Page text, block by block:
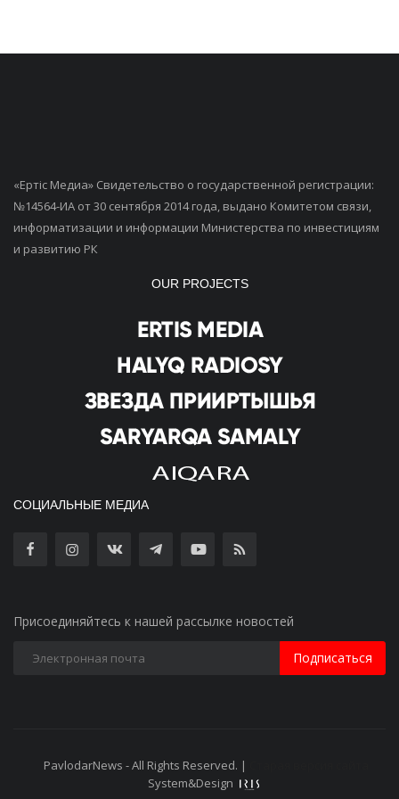
«Ертiс Медиа» Свидетельство о государственной регистрации:
№14564-ИА от 30 сентября 2014 года, выдано Комитетом связи,
информатизации и информации Министерства по инвестициям
и развитию РК
OUR PROJECTS
СОЦИАЛЬНЫЕ МЕДИА
Присоединяйтесь к нашей рассылке новостей
Подписаться
PavlodarNews - All Rights Reserved. |
System&Design